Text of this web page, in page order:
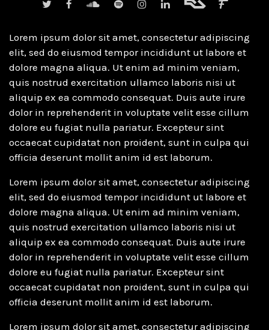
Lorem ipsum dolor sit amet, consectetur adipiscing
elit, sed do eiusmod tempor incididunt ut labore et
dolore magna aliqua. Ut enim ad minim veniam,
quis nostrud exercitation ullamco laboris nisi ut
aliquip ex ea commodo consequat. Duis aute irure
dolor in reprehenderit in voluptate velit esse cillum
dolore eu fugiat nulla pariatur. Excepteur sint
occaecat cupidatat non proident, sunt in culpa qui
officia deserunt mollit anim id est laborum.
Lorem ipsum dolor sit amet, consectetur adipiscing
elit, sed do eiusmod tempor incididunt ut labore et
dolore magna aliqua. Ut enim ad minim veniam,
quis nostrud exercitation ullamco laboris nisi ut
aliquip ex ea commodo consequat. Duis aute irure
dolor in reprehenderit in voluptate velit esse cillum
dolore eu fugiat nulla pariatur. Excepteur sint
occaecat cupidatat non proident, sunt in culpa qui
officia deserunt mollit anim id est laborum.
Lorem ipsum dolor sit amet, consectetur adipiscing